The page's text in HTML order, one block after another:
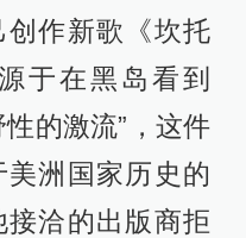
作新歌《坎托
于在黑岛看到
的激流”，这件
洲国家历史的
洽的出版商拒